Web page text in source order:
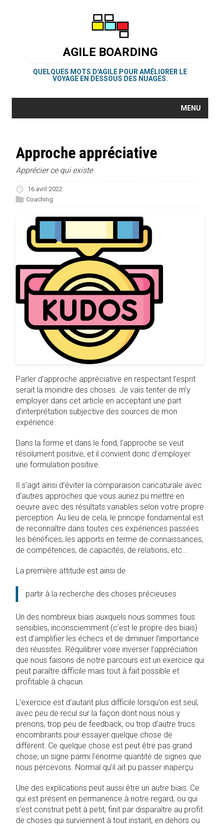
AGILE BOARDING
QUELQUES MOTS D'AGILE POUR AMÉLIORER LE
VOYAGE EN DESSOUS DES NUAGES.
MENU
Approche appréciative
Apprécier ce qui existe
16 avril 2022
Coaching
Parler d’approche appréciative en respectant l’esprit
serait la moindre des choses. Je vais tenter de m’y
employer dans cet article en acceptant une part
d’interprétation subjective des sources de mon
expérience.
Dans la forme et dans le fond, l’approche se veut
résolument positive, et il convient donc d’employer
une formulation positive.
Il s’agit ainsi d’éviter la comparaison caricaturale avec
d’autres approches que vous auriez pu mettre en
oeuvre avec des résultats variables selon votre propre
perception. Au lieu de cela, le principe fondamental est
de reconnaître dans toutes ces expériences passées
les bénéfices, les apports en terme de connaissances,
de compétences, de capacités, de relations, etc…
La première attitude est ainsi de
partir à la recherche des choses précieuses
Un des nombreux biais auxquels nous sommes tous
sensibles, inconsciemment (c’est le propre des biais)
est d’amplifier les échecs et de diminuer l’importance
des réussites. Réquilibrer voire inverser l’appréciation
que nous faisons de notre parcours est un exercice qui
peut paraître difficile mais tout à fait possible et
profitable à chacun.
L’exercice est d’autant plus difficile lorsqu’on est seul,
avec peu de recul sur la façon dont nous nous y
prenons, trop peu de feedback, ou trop d’autre trucs
encombrants pour essayer quelque chose de
différent. Ce quelque chose est peut être pas grand
chose, un signe parmi l’énorme quantité de signes que
nous percevons. Normal qu’il ait pu passer inaperçu.
Une des explications peut aussi être un autre biais: Ce
qui est présent en permanence à notre regard, ou qui
s’est construit petit à petit, finit par disparaître au profit
de choses qui surviennent à tout instant, en dehors ou